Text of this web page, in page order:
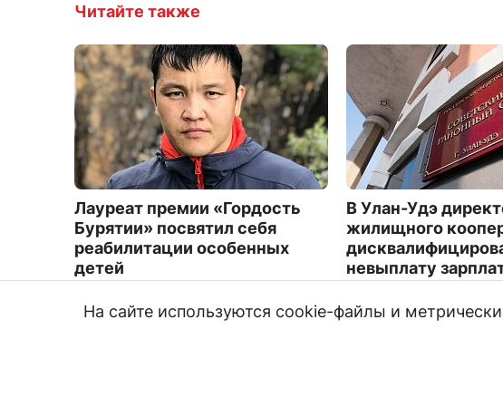
Читайте также
Лауреат премии «Гордость
Бурятии» посвятил себя
реабилитации особенных
детей
В Улан-Удэ
жилищного
невыплату
На сайте используются cookie-файлы и